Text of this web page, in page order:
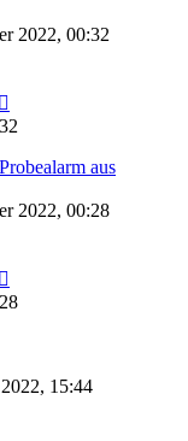
2022, 00:32
aus
2022, 00:28
15:44